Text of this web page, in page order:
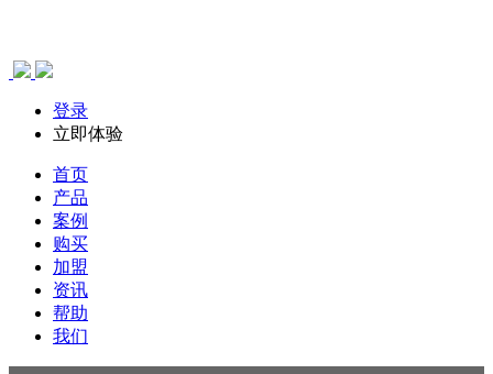
登录
立即体验
首页
产品
案例
购买
加盟
资讯
帮助
我们